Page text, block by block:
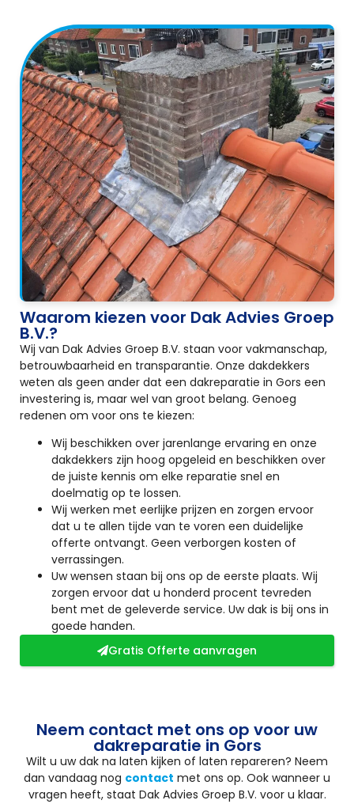
Waarom kiezen voor Dak Advies Groep
B.V.?
Wij van Dak Advies Groep B.V. staan voor vakmanschap,
betrouwbaarheid en transparantie. Onze dakdekkers
weten als geen ander dat een dakreparatie in Gors een
investering is, maar wel van groot belang. Genoeg
redenen om voor ons te kiezen:
Wij beschikken over jarenlange ervaring en onze
dakdekkers zijn hoog opgeleid en beschikken over
de juiste kennis om elke reparatie snel en
doelmatig op te lossen.
Wij werken met eerlijke prijzen en zorgen ervoor
dat u te allen tijde van te voren een duidelijke
offerte ontvangt. Geen verborgen kosten of
verrassingen.
Uw wensen staan bij ons op de eerste plaats. Wij
zorgen ervoor dat u honderd procent tevreden
bent met de geleverde service. Uw dak is bij ons in
goede handen.
Gratis Offerte aanvragen
Neem contact met ons op voor uw
dakreparatie in Gors
Wilt u uw dak na laten kijken of laten repareren? Neem
dan vandaag nog contact met ons op. Ook wanneer u
vragen heeft, staat Dak Advies Groep B.V. voor u klaar.